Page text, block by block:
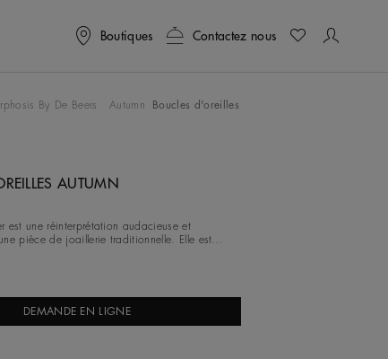
Boutiques Contactez nous
pour naviguer ou sélectionnez l’un des boutons
By De Beers Autumn
Boucles d'oreilles
AUTUMN
est une réinterprétation audacieuse et
pièce de joaillerie traditionnelle. Elle est
DEMANDE EN LIGNE